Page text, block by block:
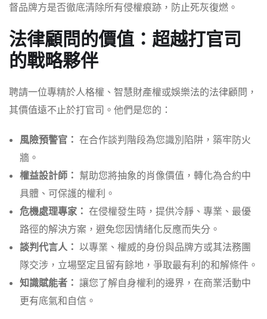
督品牌方是否徹底清除所有侵權痕跡，防止死灰復燃。
法律顧問的價值：超越打官司
的戰略夥伴
聘請一位專精於人格權、智慧財產權或娛樂法的法律顧問，
其價值遠不止於打官司。他們是您的：
風險預警官： 在合作談判階段為您識別陷阱，築牢防火
牆。
權益設計師： 幫助您將抽象的肖像價值，轉化為合約中
具體、可保護的權利。
危機處理專家： 在侵權發生時，提供冷靜、專業、最優
路徑的解決方案，避免您因情緒化反應而失分。
談判代言人： 以專業、權威的身份與品牌方或其法務團
隊交涉，立場堅定且留有餘地，爭取最有利的和解條件。
知識賦能者： 讓您了解自身權利的邊界，在商業活動中
更有底氣和自信。